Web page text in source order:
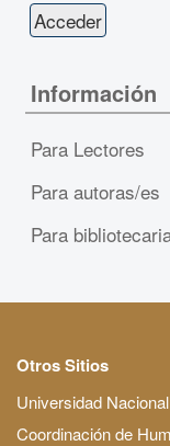
Información
Para Lectores
Para autoras/es
Para
Otros Sitios
Universidad
Coordinación de